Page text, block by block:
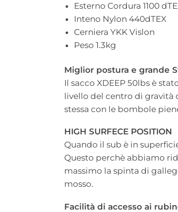
Esterno Cordura 1100
Inteno Nylon 440dTEX
Cerniera YKK Vislon
Peso 1.3kg
Miglior postura e grande
Il sacco XDEEP 50lbs è
livello del centro di gravità
stessa con le bombole
HIGH SURFECE POSITION
Quando il sub è in
Questo perchè abbiamo
massimo la spinta di
mosso.
Facilità di accesso ai